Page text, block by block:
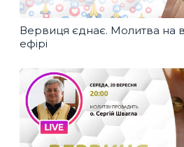
Вервиця єднає. Молитва на
ефірі